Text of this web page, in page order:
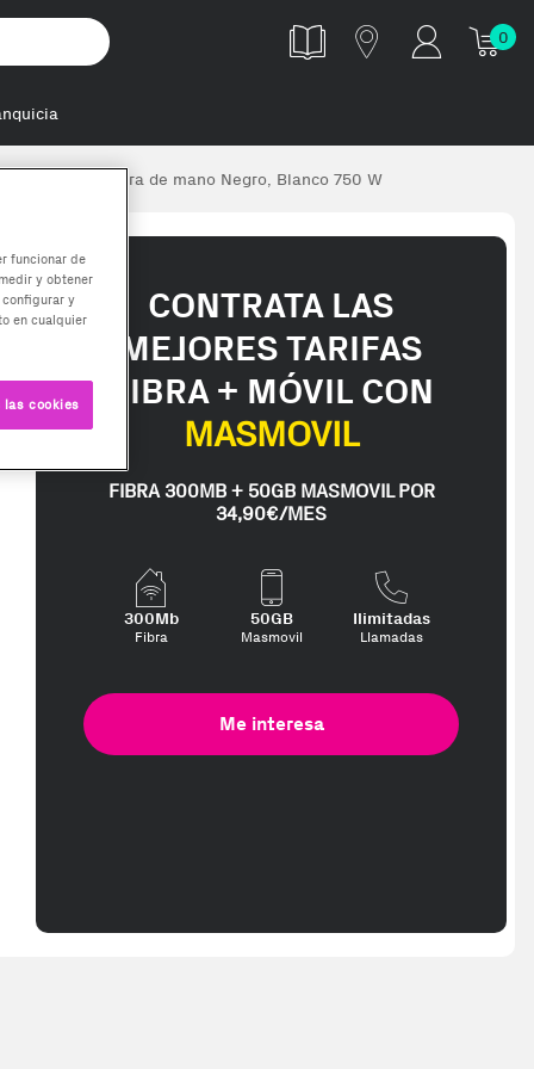
0
Sauce Batidora de mano Negro, Blanco 750 W
CONTRATA LAS
MEJORES TARIFAS
FIBRA + MÓVIL CON
MASMOVIL
FIBRA 300MB + 50GB MASMOVIL POR
34,90€/MES
300Mb
Fibra
50GB
Masmovil
Ilimitadas
Llamadas
Me interesa
funcionar de
y obtener
y
en cualquier
cookies